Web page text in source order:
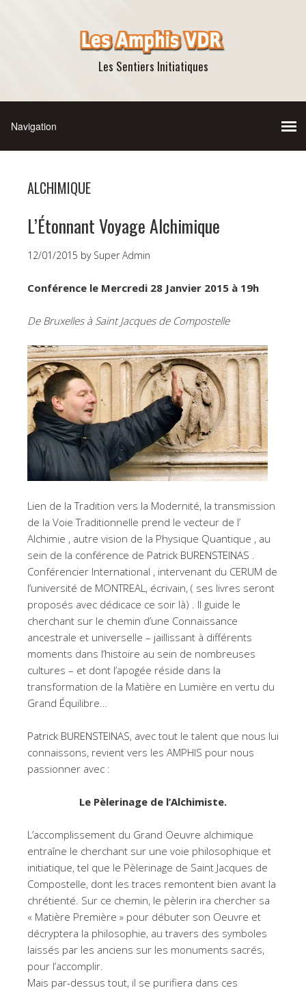
Les Sentiers Initiatiques
ALCHIMIQUE
L’Étonnant Voyage Alchimique
12/01/2015 by Super Admin
Conférence le Mercredi 28 Janvier 2015 à 19h
De Bruxelles à Saint Jacques de Compostelle
Lien de la Tradition vers la Modernité, la transmission
de la Voie Traditionnelle prend le vecteur de l’
Alchimie , autre vision de la Physique Quantique , au
sein de la conférence de Patrick BURENSTEINAS .
Conférencier International , intervenant du CERUM de
l’université de MONTREAL, écrivain, ( ses livres seront
proposés avec dédicace ce soir là) . Il guide le
cherchant sur le chemin d’une Connaissance
ancestrale et universelle – jaillissant à différents
moments dans l’histoire au sein de nombreuses
cultures – et dont l’apogée réside dans la
transformation de la Matière en Lumière en vertu du
Grand Équilibre…
Patrick BURENSTEINAS, avec tout le talent que nous lui
connaissons, revient vers les AMPHIS pour nous
passionner avec :
Le Pèlerinage de l’Alchimiste.
L’accomplissement du Grand Oeuvre alchimique
entraîne le cherchant sur une voie philosophique et
initiatique, tel que le Pèlerinage de Saint Jacques de
Compostelle, dont les traces remontent bien avant la
chrétienté. Sur ce chemin, le pèlerin ira chercher sa
« Matière Première » pour débuter son Oeuvre et
décryptera la philosophie, au travers des symboles
laissés par les anciens sur les monuments sacrés,
pour l’accomplir.
Mais par-dessus tout, il se purifiera dans ces